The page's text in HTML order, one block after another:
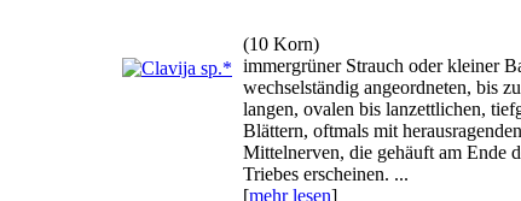
(10 Korn)
immergrüner Strauch oder kleiner
wechselständig angeordneten, bis
langen, ovalen bis lanzettlichen,
Blättern, oftmals mit herausragenden
Mittelnerven, die gehäuft am Ende
Triebes erscheinen. ...
[mehr lesen]